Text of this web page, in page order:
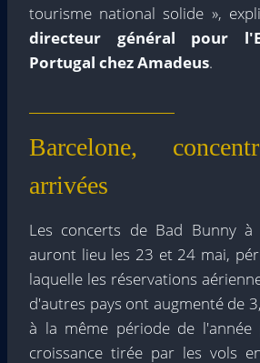
tourisme national solide »,
directeur général pour
Portugal chez Amadeus.
Barcelone,
arrivées
Les concerts de Bad Bunny à
auront lieu les 23 et 24 mai,
laquelle les réservations
d'autres pays ont augmenté de
à la même période de l'année
croissance tirée par les vols